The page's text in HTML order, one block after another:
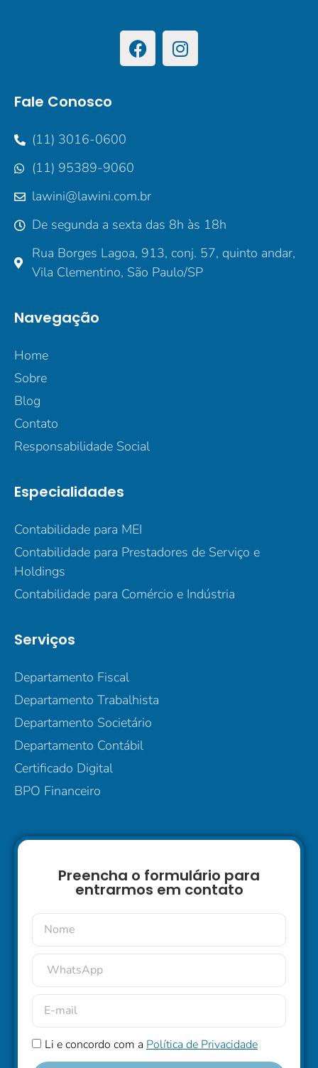
Fale Conosco
(11) 3016-0600
(11) 95389-9060
lawini@lawini.com.br
De segunda a sexta das 8h às 18h
Rua Borges Lagoa, 913, conj. 57, quinto andar,
Vila Clementino, São Paulo/SP
Navegação
Home
Sobre
Blog
Contato
Responsabilidade Social
Especialidades
Contabilidade para MEI
Contabilidade para Prestadores de Serviço e
Holdings
Contabilidade para Comércio e Indústria
Serviços
Departamento Fiscal
Departamento Trabalhista
Departamento Societário
Departamento Contábil
Certificado Digital
BPO Financeiro
Preencha o formulário para
entrarmos em contato
Li e concordo com a Política de Privacidade